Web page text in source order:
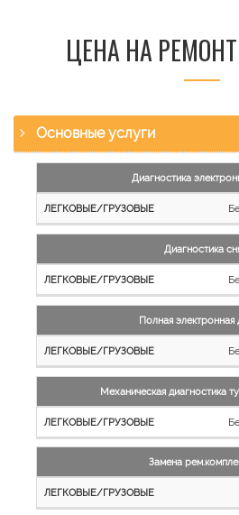
ЦЕНА НА
Основные услуги
работы
Легковые
и
Грузовые
автомобили
Диагностика
Диагностика
Полная электронная
Механическая диагностика
Замена